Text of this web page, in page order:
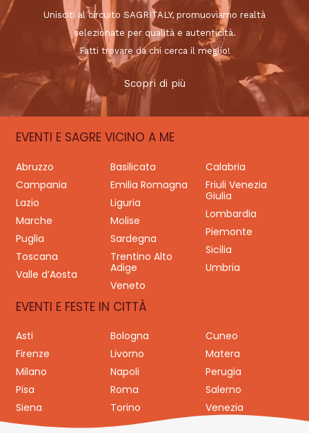
Unisciti al circuito SAGRITALY, promuoviamo realtà
selezionate per qualità e autenticità.
Fatti trovare da chi cerca il meglio!
Scopri di più
EVENTI E SAGRE VICINO A ME
Abruzzo Basilicata
Calabria
Campania
Emilia Romagna
Friuli Venezia
Giulia
Lazio
Liguria
Lombardia
Marche
Molise
Piemonte
Puglia
Sardegna
Sicilia
Toscana
Trentino Alto
Adige
Umbria
Valle d’Aosta
Veneto
EVENTI E FESTE IN CITTÀ
Asti Bologna
Cuneo
Firenze
Livorno
Matera
Milano
Napoli
Perugia
Pisa
Roma
Salerno
Siena
Torino Venezia